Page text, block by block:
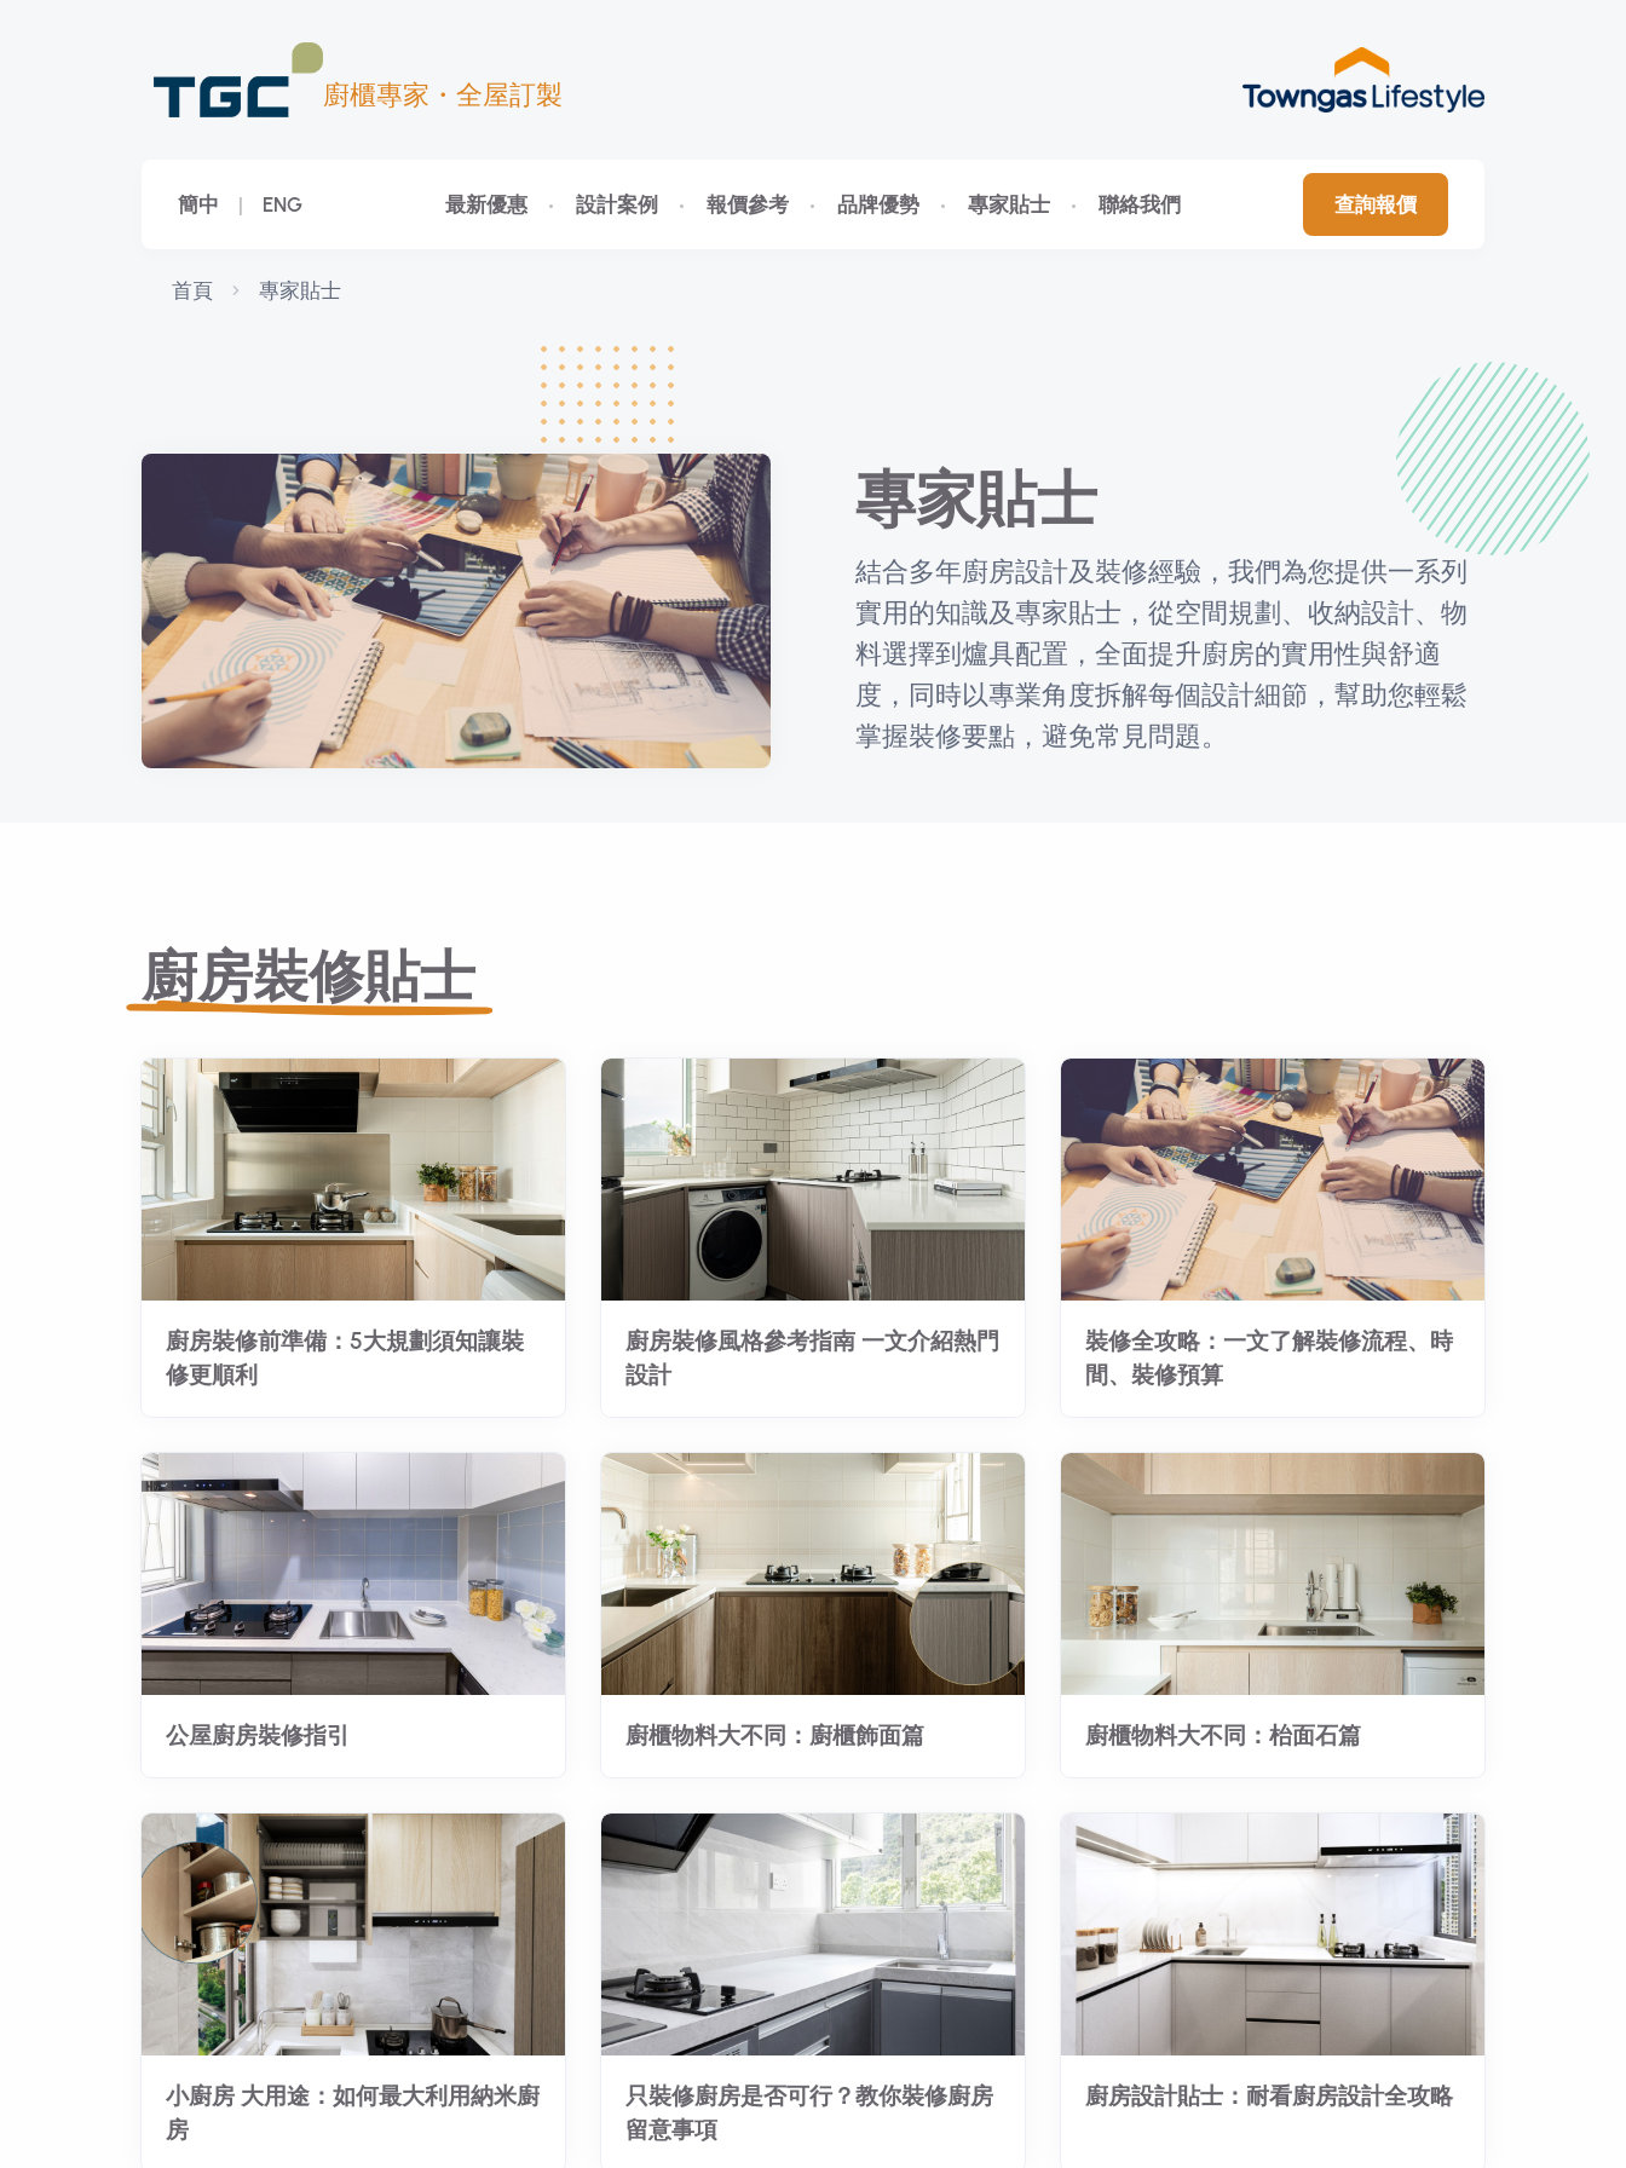
廚櫃專家・全屋訂製
簡中 | ENG 最新優惠 設計案例 報價參考 品牌優勢 專家貼士 聯絡我們 查詢報價
首頁 專家貼士
專家貼士
結合多年廚房設計及裝修經驗，我們為您提供一系列
實用的知識及專家貼士，從空間規劃、收納設計、物
料選擇到爐具配置，全面提升廚房的實用性與舒適
度，同時以專業角度拆解每個設計細節，幫助您輕鬆
掌握裝修要點，避免常見問題。
廚房裝修貼士
廚房裝修前準備：5大規劃須知讓裝
修更順利
廚房裝修風格參考指南 一文介紹熱門
設計
裝修全攻略：一文了解裝修流程、時
間、裝修預算
公屋廚房裝修指引 廚櫃物料大不同：廚櫃飾面篇 廚櫃物料大不同：枱面石篇
小廚房 大用途：如何最大利用納米廚
房
只裝修廚房是否可行？教你裝修廚房
留意事項
廚房設計貼士：耐看廚房設計全攻略